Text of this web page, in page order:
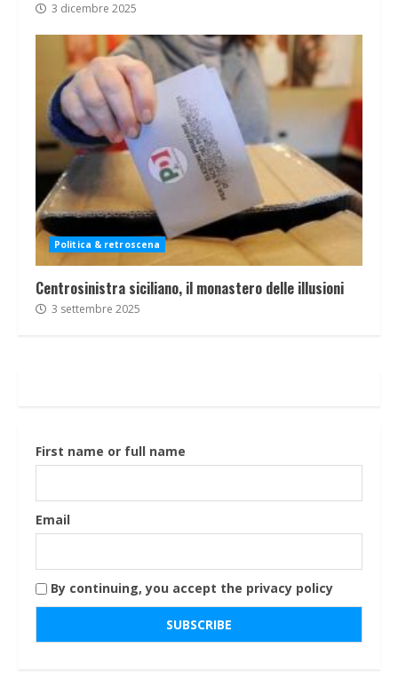
3 dicembre 2025
Politica & retroscena
Centrosinistra siciliano, il monastero delle illusioni
3 settembre 2025
First name or full name
Email
By continuing, you accept the privacy policy